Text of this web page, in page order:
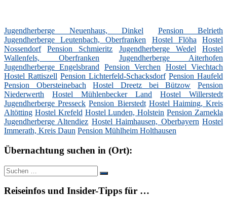
Jugendherberge Neuenhaus, Dinkel
Pension Belrieth
Jugendherberge Leutenbach, Oberfranken
Hostel Flöha
Hostel
Nossendorf
Pension Schmieritz Jugendherberge Wedel
Hostel
Wallenfels, Oberfranken
Jugendherberge Aiterhofen
Jugendherberge Engelsbrand
Pension Verchen
Hostel Viechtach
Hostel Rattiszell Pension Lichterfeld-Schacksdorf Pension Haufeld
Pension Obersteinebach
Hostel Dreetz bei Bützow
Pension
Niederwerth
Hostel Mühlenbecker Land
Hostel Willerstedt
Jugendherberge Presseck Pension Bierstedt Hostel Haiming, Kreis
Altötting Hostel Krefeld Hostel Lunden, Holstein Pension Zarnekla
Jugendherberge Altendiez Hostel Haimhausen, Oberbayern Hostel
Immerath, Kreis Daun Pension Mühlheim Holthausen
Übernachtung suchen in (Ort):
Suche
nach:
Suchen
Reiseinfos und Insider-Tipps für …